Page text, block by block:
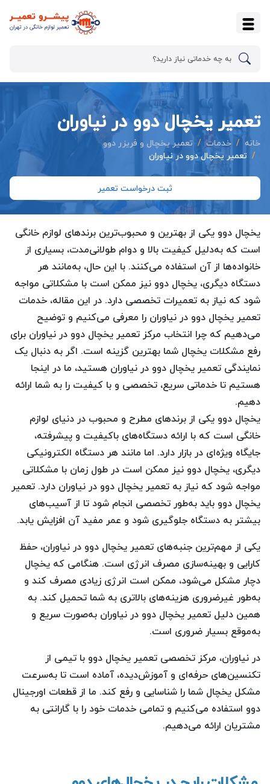
تعمیر یخچال دوو در نیاوران
خانه خدمات
تعمیر یخچال و فریزر دوو
تعمیر یخچال دوو در نیاوران
ثبت درخواست تعمیر
یخچال دوو یکی از بهترین و محبوب‌ترین برندهای لوازم خانگی
است که به‌دلیل کیفیت بالا و دوام طولانی‌مدت، بسیاری از
خانواده‌ها از آن استفاده می‌کنند. با این حال، به‌مانند هر
دستگاه دیگری، یخچال دوو نیز ممکن است با مشکلاتی مواجه
شود که نیاز به تعمیرات تخصصی دارد. در این مقاله، خدمات
تعمیر یخچال دوو در نیاوران را معرفی می‌کنیم و توضیح
می‌دهیم که چرا انتخاب مرکز تعمیر یخچال دوو در نیاوران برای
رفع مشکلات یخچال شما بهترین گزینه است. اگر به دنبال یک
نمایندگی تعمیر یخچال دوو در نیاوران هستید، ما در اینجا
هستیم تا خدماتی سریع، تخصصی و با کیفیت را به شما ارائه
دهیم.
یخچال دوو یکی از برندهای مطرح و محبوب در دنیای لوازم
خانگی است که با ارائه دستگاه‌های باکیفیت و پیشرفته،
جایگاه ویژه‌ای در بازار دارد. اما مانند هر دستگاه الکترونیکی
دیگری، یخچال دوو نیز ممکن است در طول زمان با مشکلاتی
مواجه شود که نیاز به تعمیر یخچال دوو در نیاوران دارد. تعمیر
یخچال دوو باید به‌طور تخصصی انجام شود تا از آسیب‌های
بیشتر به دستگاه جلوگیری شود و عمر مفید آن افزایش یابد.
یکی از مهم‌ترین جنبه‌های تعمیر یخچال دوو در نیاوران، حفظ
کارایی و بهینه‌سازی مصرف انرژی است. هنگامی که یخچال
دچار مشکل می‌شود، ممکن است انرژی زیادی مصرف کند و
به‌طور غیرضروری هزینه‌های بالاتری به شما تحمیل کند. به
همین دلیل تعمیر یخچال دوو در نیاوران به‌صورت سریع و
به‌موقع بسیار ضروری است.
در نیاوران، مرکز تخصصی تعمیر یخچال دوو با تیمی از
تکنسین‌های حرفه‌ای و آموزش‌دیده، آماده است تا به‌سرعت
مشکل یخچال شما را شناسایی و رفع کند. ما از قطعات اورجینال
دوو استفاده می‌کنیم و تمامی خدمات خود را با گارانتی به
مشتریان ارائه می‌دهیم.